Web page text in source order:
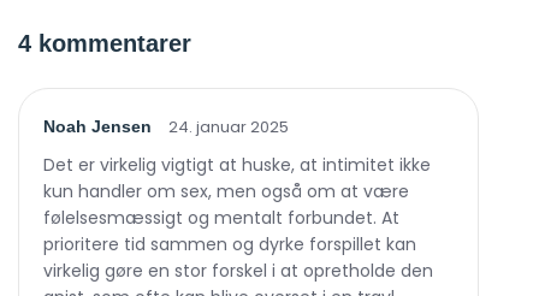
4 kommentarer
Noah Jensen 24. januar 2025
Det er virkelig vigtigt at huske, at intimitet ikke
kun handler om sex, men også om at være
følelsesmæssigt og mentalt forbundet. At
prioritere tid sammen og dyrke forspillet kan
virkelig gøre en stor forskel i at opretholde den